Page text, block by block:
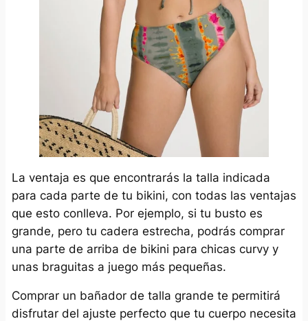
La ventaja es que encontrarás la talla indicada
para cada parte de tu bikini, con todas las ventajas
que esto conlleva. Por ejemplo, si tu busto es
grande, pero tu cadera estrecha, podrás comprar
una parte de arriba de bikini para chicas curvy y
unas braguitas a juego más pequeñas.
Comprar un bañador de talla grande te permitirá
disfrutar del ajuste perfecto que tu cuerpo necesita